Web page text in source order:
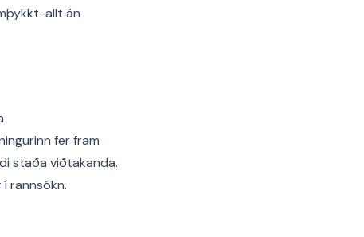
allt án
fer fram
staða viðtakanda.
rannsókn.